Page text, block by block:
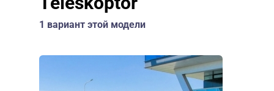
1 вариант этой модели